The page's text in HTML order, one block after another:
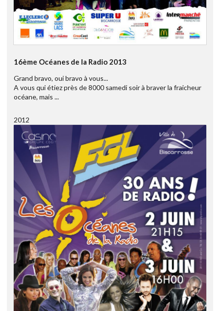
16ème Océanes de la Radio 2013
Grand bravo, oui bravo à vous...
A vous qui étiez près de 8000 samedi soir à braver la fraicheur
océane, mais ...
2012